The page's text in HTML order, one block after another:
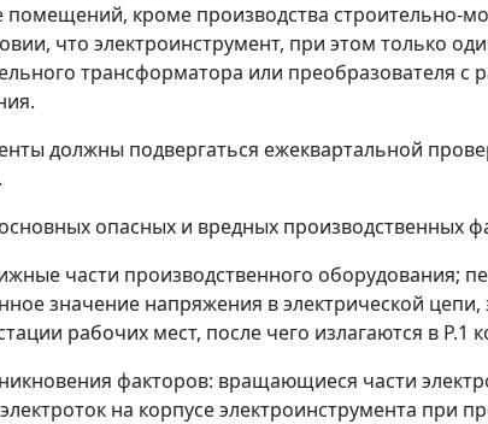
помещений, кроме производства строительно-
что электроинструмент, при этом только
трансформатора или преобразователя
должны подвергаться ежеквартальной
опасных и вредных производственных
части производственного оборудования;
значение напряжения в электрической
рабочих мест, после чего излагаются в P.1
факторов: вращающиеся части
на корпусе электроинструмента при